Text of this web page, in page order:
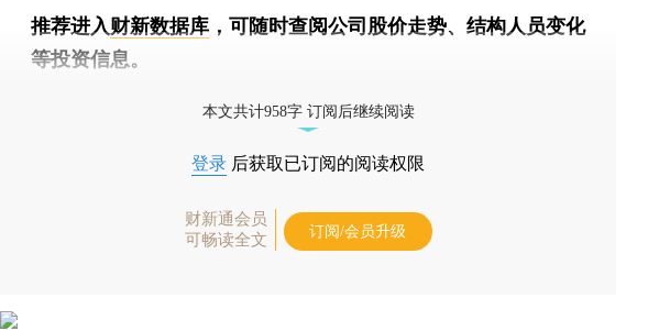
推荐进入财新数据库 ，可随时查阅公司股价走势、结构人员变化
等投资信息。
本文共计958字 订阅后继续阅读
登录 后获取已订阅的阅读权限
财新通会员
可畅读全文
订阅/会员升级